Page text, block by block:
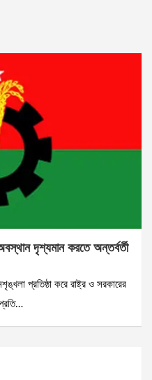
দৃশ্যমান করতে অন্তর্বর্তী
প্রতিষ্ঠা করে রাষ্ট্র ও সরকারের